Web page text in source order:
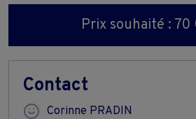
Prix souhaité :
Contact
Corinne PRADIN